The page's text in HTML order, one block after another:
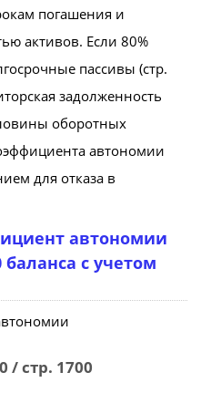
погашения и
активов. Если 80%
пассивы (стр.
задолженность
оборотных
автономии
для отказа в
автономии
баланса с учетом
/ стр. 1700